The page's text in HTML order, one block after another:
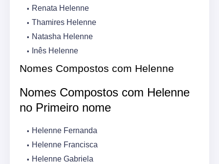
Renata Helenne
Thamires Helenne
Natasha Helenne
Inês Helenne
Nomes Compostos com Helenne
Nomes Compostos com Helenne
no Primeiro nome
Helenne Fernanda
Helenne Francisca
Helenne Gabriela